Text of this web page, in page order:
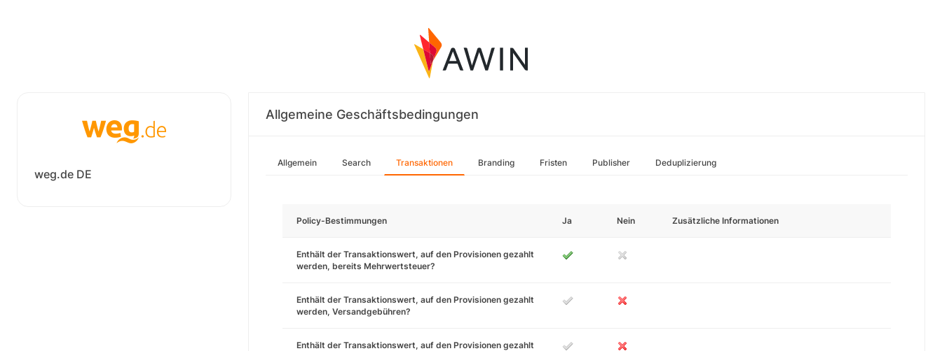
weg.de DE
Allgemeine Geschäftsbedingungen
Allgemein Search Transaktionen Branding Fristen Publisher Deduplizierung
Policy-Bestimmungen Ja Nein Zusätzliche Informationen
Enthält der Transaktionswert, auf den Provisionen gezahlt
werden, bereits Mehrwertsteuer?
Enthält der Transaktionswert, auf den Provisionen gezahlt
werden, Versandgebühren?
Enthält der Transaktionswert, auf den Provisionen gezahlt